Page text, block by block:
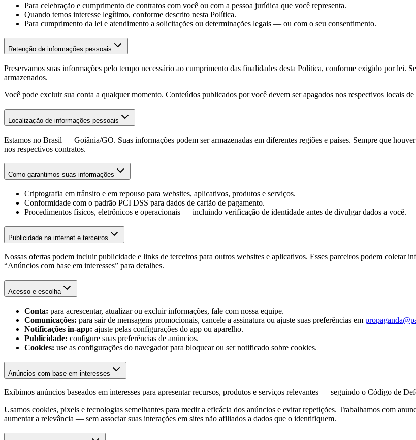
Para celebração e cumprimento de contratos com você ou com a pessoa jurídica que você representa.
Quando temos interesse legítimo, conforme descrito nesta Política.
Para cumprimento da lei e atendimento a solicitações ou determinações legais — ou com o seu consentimento.
Retenção de informações pessoais
Preservamos suas informações pelo tempo necessário ao cumprimento das finalidades desta Política, conforme exigido por lei.
armazenados.
Você pode excluir sua conta a qualquer momento. Conteúdos publicados por você devem ser apagados nos respectivos locais
Localização de informações pessoais
Estamos no Brasil — Goiânia/GO. Suas informações podem ser armazenadas em diferentes regiões e países. Sempre que
nos respectivos contratos.
Como garantimos suas informações
Criptografia em trânsito e em repouso para websites, aplicativos, produtos e serviços.
Conformidade com o padrão PCI DSS para dados de cartão de pagamento.
Procedimentos físicos, eletrônicos e operacionais — incluindo verificação de identidade antes de divulgar dados a você.
Publicidade na internet e terceiros
Nossas ofertas podem incluir publicidade e links de terceiros para outros websites e aplicativos. Esses parceiros podem coletar
“Anúncios com base em interesses” para detalhes.
Acesso e escolha
Conta: para acrescentar, atualizar ou excluir informações, fale com nossa equipe.
Comunicações: para sair de mensagens promocionais, cancele a assinatura ou ajuste suas preferências em
Notificações in-app: ajuste pelas configurações do app ou aparelho.
Publicidade: configure suas preferências de anúncios.
Cookies: use as configurações do navegador para bloquear ou ser notificado sobre cookies.
Anúncios com base em interesses
Exibimos anúncios baseados em interesses para apresentar recursos, produtos e serviços relevantes — seguindo o Código de
Usamos cookies, pixels e tecnologias semelhantes para medir a eficácia dos anúncios e evitar repetições. Trabalhamos com
aumentar a relevância — sem associar suas interações em sites não afiliados a dados que o identifiquem.